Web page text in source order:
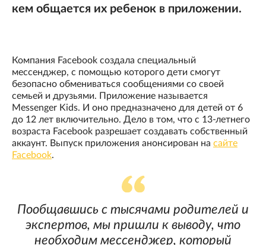
кем общается их ребенок в приложении.
Компания Facebook создала специальный
мессенджер, с помощью которого дети смогут
безопасно обмениваться сообщениями со своей
семьей и друзьями. Приложение называется
Messenger Kids. И оно предназначено для детей от 6
до 12 лет включительно. Дело в том, что с 13-летнего
возраста Facebook разрешает создавать собственный
аккаунт. Выпуск приложения анонсирован на сайте
Facebook.
Пообщавшись с тысячами родителей и
экспертов, мы пришли к выводу, что
необходим мессенджер, который